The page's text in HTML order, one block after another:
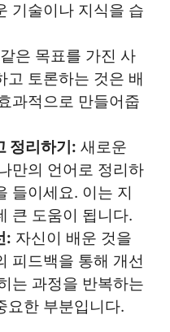
기술이나 지식을 습
같은 목표를 가진 사
고 토론하는 것은 배
과적으로 만들어줍
정리하기: 새로운
만의 언어로 정리하
들이세요. 이는 지
큰 도움이 됩니다.
: 자신이 배운 것을
피드백을 통해 개선
는 과정을 반복하는
요한 부분입니다.